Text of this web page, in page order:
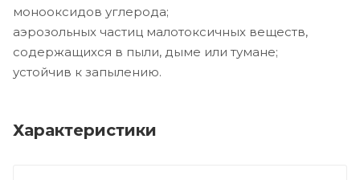
монооксидов углерода;
аэрозольных частиц малотоксичных веществ,
содержащихся в пыли, дыме или тумане;
устойчив к запылению.
Характеристики